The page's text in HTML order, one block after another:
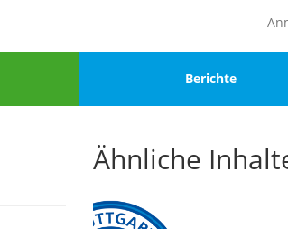
4
Berichte
Ähnliche